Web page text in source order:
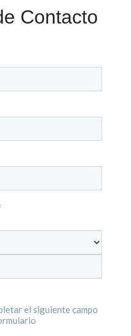
Contacto